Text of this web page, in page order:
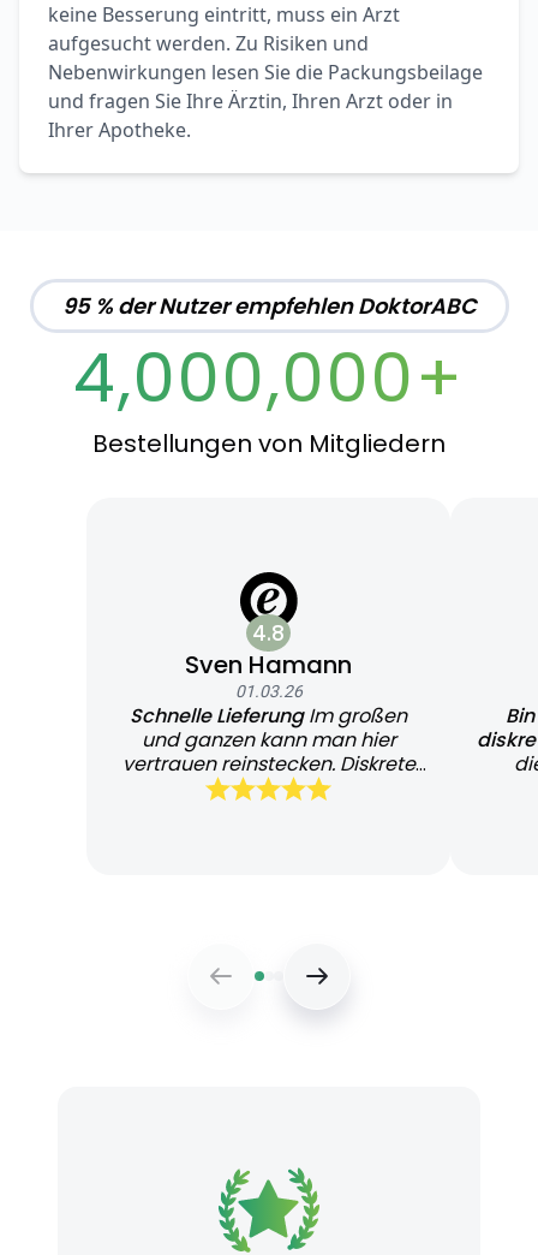
keine Besserung eintritt, muss ein Arzt
aufgesucht werden. Zu Risiken und
Nebenwirkungen lesen Sie die Packungsbeilage
und fragen Sie Ihre Ärztin, Ihren Arzt oder in
Ihrer Apotheke.
95 % der Nutzer empfehlen DoktorABC
4,000,000+
Bestellungen von Mitgliedern
4.8
Sven Hamann
01.03.26
Schnelle LieferungIm großen
und ganzen kann man hier
vertrauen reinstecken. Diskrete
und schnelle Lieferung